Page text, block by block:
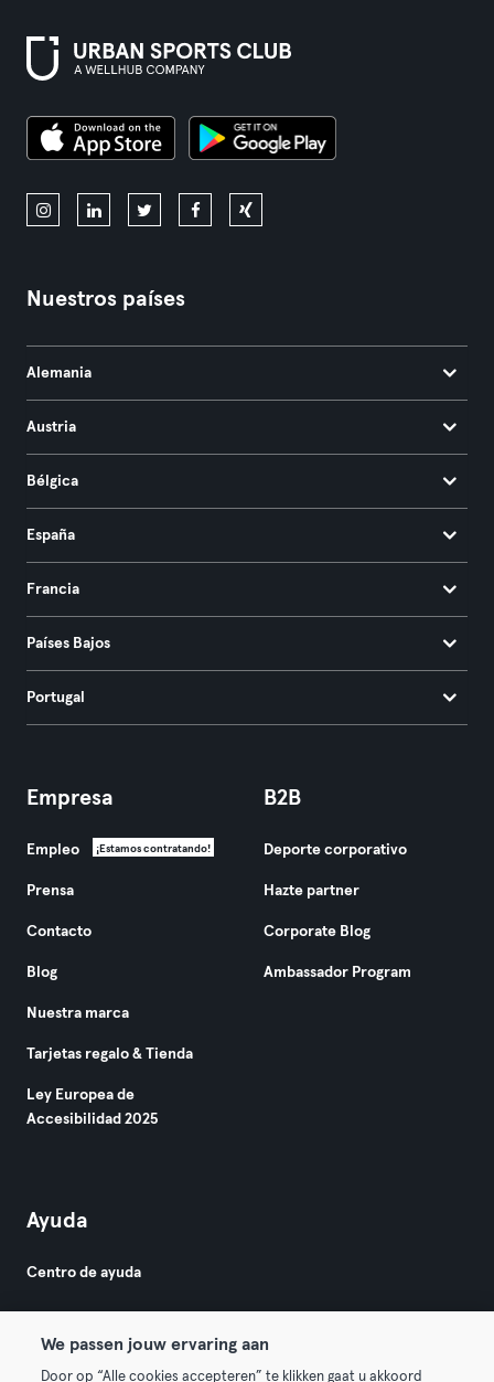
Nuestros países
Alemania
Austria
Bélgica
España
Francia
Países Bajos
Portugal
Empresa
Empleo ¡Estamos contratando!
Prensa
Contacto
Blog
Nuestra marca
Tarjetas regalo & Tienda
Ley Europea de
Accesibilidad 2025
B2B
Deporte corporativo
Hazte partner
Corporate Blog
Ambassador Program
Ayuda
Centro de ayuda
We passen jouw ervaring aan
Door op “Alle cookies accepteren” te klikken gaat u akkoord